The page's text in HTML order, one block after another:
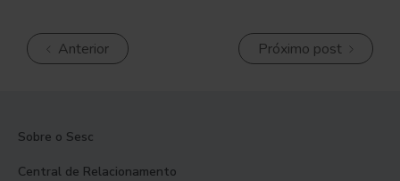
Anterior Próximo post
Sobre o Sesc
Central de Relacionamento